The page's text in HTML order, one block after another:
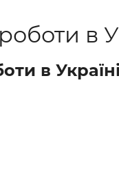
Фарби,
Меблі
Вікна
в
в